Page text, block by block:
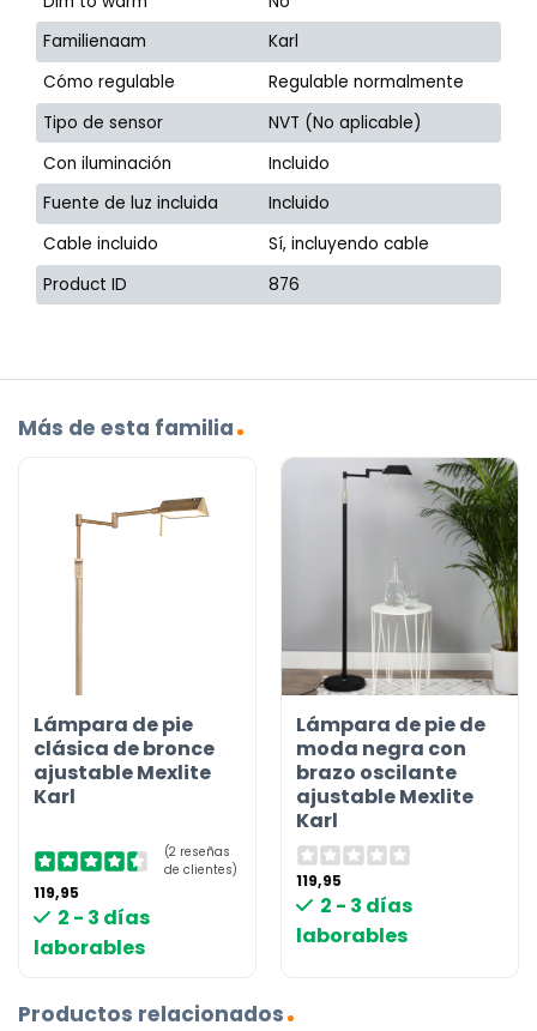
Familienaam
Karl
Cómo regulable
Regulable normalmente
Tipo de sensor
NVT (No aplicable)
Con iluminación
Incluido
Fuente de luz incluida
Incluido
Cable incluido
Sí, incluyendo cable
Product ID
876
Más de esta familia
Lámpara de pie
clásica de bronce
ajustable Mexlite
Karl
(2 reseñas
de clientes)
119,95
2 - 3 días
laborables
Lámpara de pie de
moda negra con
brazo oscilante
ajustable Mexlite
Karl
119,95
2 - 3 días
laborables
Productos relacionados